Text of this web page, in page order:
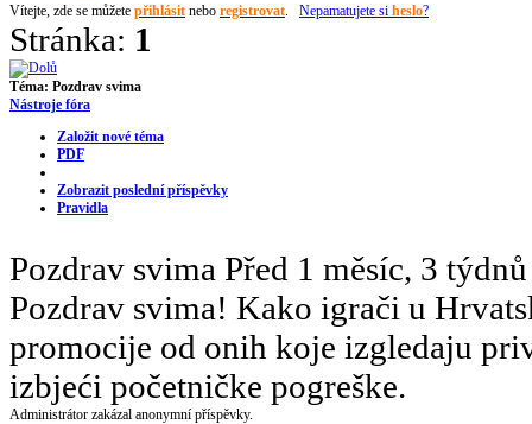
Vítejte, zde se můžete přihlásit nebo registrovat. Nepamatujete si heslo?
Stránka: 1
Téma: Pozdrav svima
Nástroje fóra
Založit nové téma
PDF
Zobrazit poslední příspěvky
Pravidla
Pozdrav svima Před 1 měsíc, 3 týdnů
Pozdrav svima! Kako igrači u
promocije od onih koje izgledaju
izbjeći početničke pogreške.
Administrátor zakázal anonymní příspěvky.